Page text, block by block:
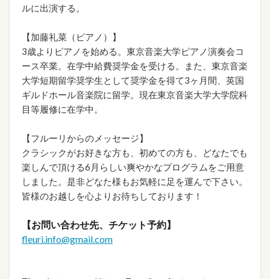
ルに出演する。
【加藤礼菜（ピアノ）】
3歳よりピアノを始める。東京音楽大学ピアノ演奏会コ
ース卒業。在学中給費奨学金を受ける。また、東京音楽
大学短期留学奨学生として奨学金を得て3ヶ月間、英国
ギルドホール音楽院に留学。現在東京音楽大学大学院科
目等履修に在学中。
【フルーリからのメッセージ】
クラシックがお好きな方も、初めての方も、どなたでも
楽しんで頂ける6月らしい爽やかなプログラムをご用意
しました。是非どなた様もお気軽に足を運んで下さい。
皆様のお越しを心よりお待ちしております！
【お問い合わせ先、チケット予約】
fleuri.info@gmail.com